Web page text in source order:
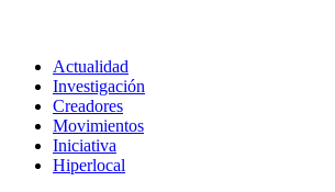
Actualidad
Investigación
Creadores
Movimientos
Iniciativa
Hiperlocal